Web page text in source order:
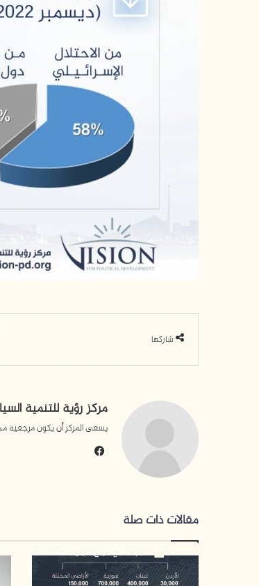
شاركها
مركز رؤية للتنمية
يسعى المركز أن يكون مرجعية
مقالات ذات صلة